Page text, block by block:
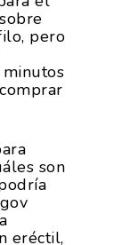
pero
son
eréctil,
De
Y Seguridad
Y Salud
2024
2019
2018
2017
Y
Ley Mar
Contra El